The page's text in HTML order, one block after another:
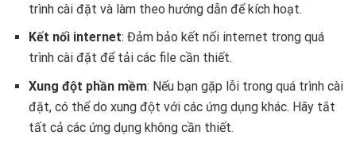
trình cài đặt và làm theo hướng dẫn để kích hoạt.
Kết nối internet: Đảm bảo kết nối internet trong quá
trình cài đặt để tải các file cần thiết.
Xung đột phần mềm: Nếu bạn gặp lỗi trong quá trình cài
đặt, có thể do xung đột với các ứng dụng khác. Hãy tắt
tất cả các ứng dụng không cần thiết.